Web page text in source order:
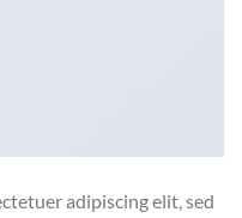
adipiscing elit, sed